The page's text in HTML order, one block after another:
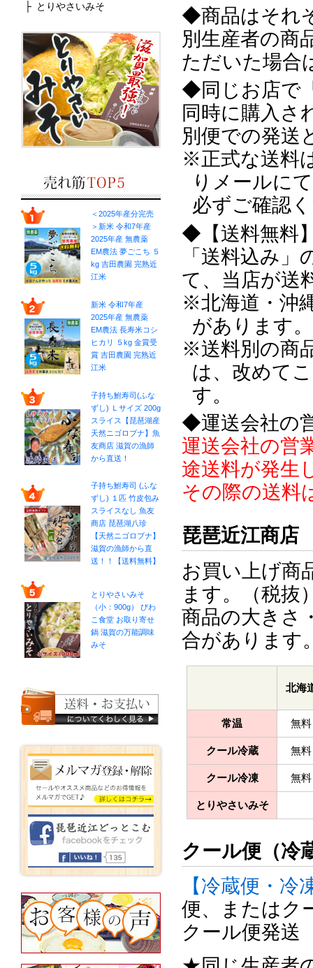
├ とりやさいみそ
＜2025年産分完売
＞新米 令和7年産
2025年産 無農薬
EM農法 夢ごこち ５
kg 吉田農園 完熟近
江米
新米 令和7年産
2025年産 無農薬
EM農法 長寿米コシ
ヒカリ ５kg 金賞受
賞 吉田農園 完熟近
江米
子持ち鮒寿司(ふな
ずし) Ｌサイズ 200g
スライス【琵琶湖産
天然ニゴロブナ】魚
友商店 滋賀の漁師
から直送！
子持ち鮒寿司 (ふな
ずし) １匹 竹皮包み
スライスなし 魚友
商店 琵琶湖八珍
【天然ニゴロブナ】
滋賀の漁師から直
送！！【送料無料】
とりやさいみそ
（小：900g） びわ
こ食堂 お取り寄せ
鍋 滋賀の万能調味
みそ
◆商品はそれ
別生産者の商
ただいた場合
◆同じお店で
同時に購入さ
別便での発送
※正式な送料
りメールに
必ずご確認
◆【送料無料
「送料込み
て、当店が送
※北海道・沖
があります。
※送料別の商
は、改めて
す。
◆運送会社の
運送会社の営
途送料が発生
その際の送料
琵琶近江商
お買い上げ商
ます。（税抜
商品の大きさ
合があります
北海
常温 無料
クール冷蔵 無料
クール冷凍 無料
とりやさいみそ
クール便（冷
【冷蔵便・冷
便、またはク
クール便発送